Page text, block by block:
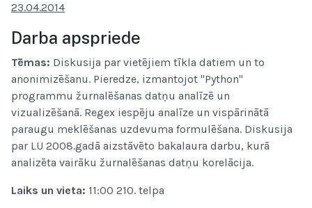
23.04.2014
Darba apspriede
Tēmas: Diskusija par vietējiem tīkla datiem un to
anonimizēšanu. Pieredze, izmantojot "Python"
programmu žurnalēšanas datņu analīzē un
vizualizēšanā. Regex iespēju analīze un vispārinātā
paraugu meklēšanas uzdevuma formulēšana. Diskusija
par LU 2008.gadā aizstāvēto bakalaura darbu, kurā
analizēta vairāku žurnalēšanas datņu korelācija.
Laiks un vieta: 11:00 210. telpa